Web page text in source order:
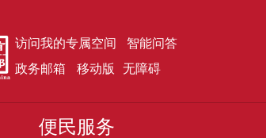
访问我的专属空间
智能问答
政务邮箱
移动版 无障碍
便民服务